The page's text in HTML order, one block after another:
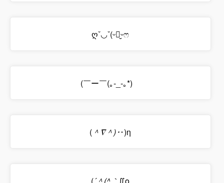
ღˇ◡ˇ(ᵕ꒶̮ᵕෆ
(￣ー￣(｡-_-｡*)ゝ
( ＾∇＾)･･)η
(´＾(^｀ ∬o